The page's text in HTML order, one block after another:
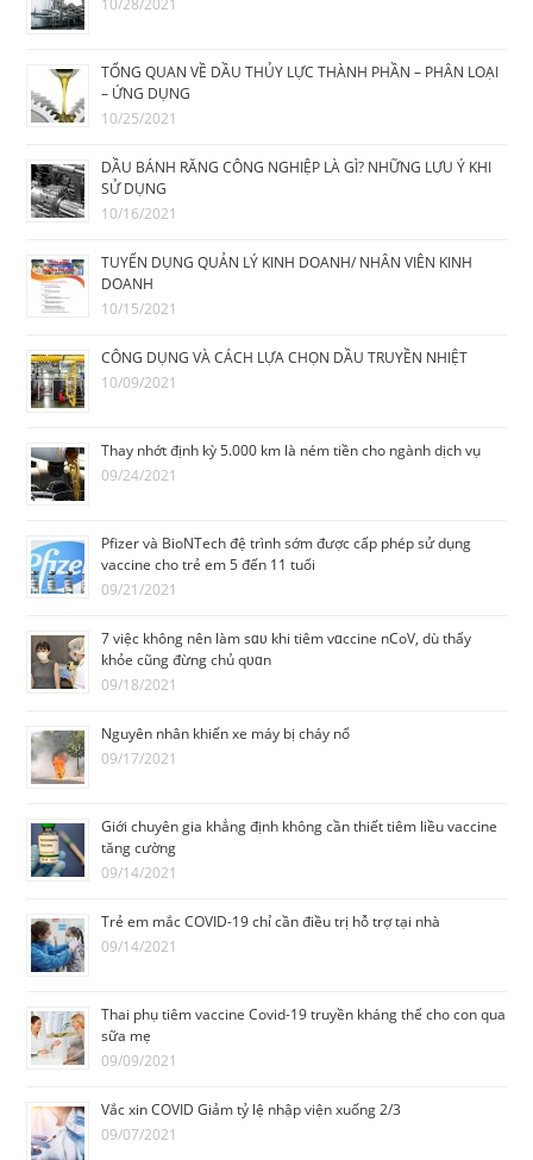
10/28/2021
TỔNG QUAN VỀ DẦU THỦY LỰC THÀNH PHẦN – PHÂN LOẠI
– ỨNG DỤNG
10/25/2021
DẦU BÁNH RĂNG CÔNG NGHIỆP LÀ GÌ? NHỮNG LƯU Ý KHI
SỬ DỤNG
10/16/2021
TUYỂN DỤNG QUẢN LÝ KINH DOANH/ NHÂN VIÊN KINH
DOANH
10/15/2021
CÔNG DỤNG VÀ CÁCH LỰA CHỌN DẦU TRUYỀN NHIỆT
10/09/2021
Thay nhớt định kỳ 5.000 km là ném tiền cho ngành dịch vụ
09/24/2021
Pfizer và BioNTech đệ trình sớm được cấp phép sử dụng
vaccine cho trẻ em 5 đến 11 tuổi
09/21/2021
7 việc không nên làm sɑᴜ khi tiêm vɑccine nCoV, dù thấy
khỏe cũng đừng chủ qᴜɑn
09/18/2021
Nguyên nhân khiến xe máy bị cháy nổ
09/17/2021
Giới chuyên gia khẳng định không cần thiết tiêm liều vaccine
tăng cường
09/14/2021
Trẻ em mắc COVID-19 chỉ cần điều trị hỗ trợ tại nhà
09/14/2021
Thai phụ tiêm vaccine Covid-19 truyền kháng thể cho con qua
sữa mẹ
09/09/2021
Vắc xin COVID Giảm tỷ lệ nhập viện xuống 2/3
09/07/2021